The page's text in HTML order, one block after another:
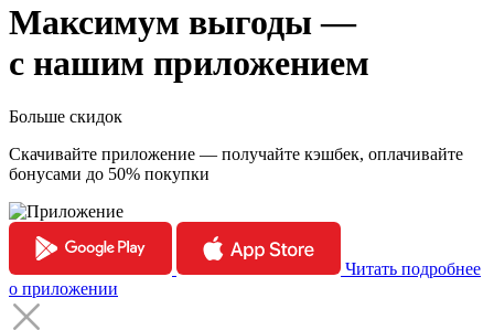
Максимум выгоды —
с нашим приложением
Больше скидок
Скачивайте приложение — получайте кэшбек, оплачивайте
бонусами до 50% покупки
Читать подробнее
о приложении